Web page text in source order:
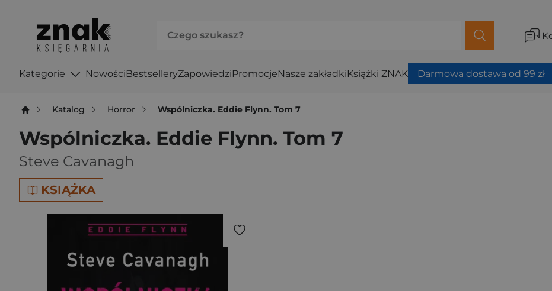
Kategorie NowościBestselleryZapowiedziPromocjeNasze zakładkiKsiążki ZNAK Darmowa dostawa od 99 zł
Katalog Horror Wspólniczka. Eddie Flynn. Tom 7
Wspólniczka. Eddie Flynn. Tom 7
Steve Cavanagh
KSIĄŻKA